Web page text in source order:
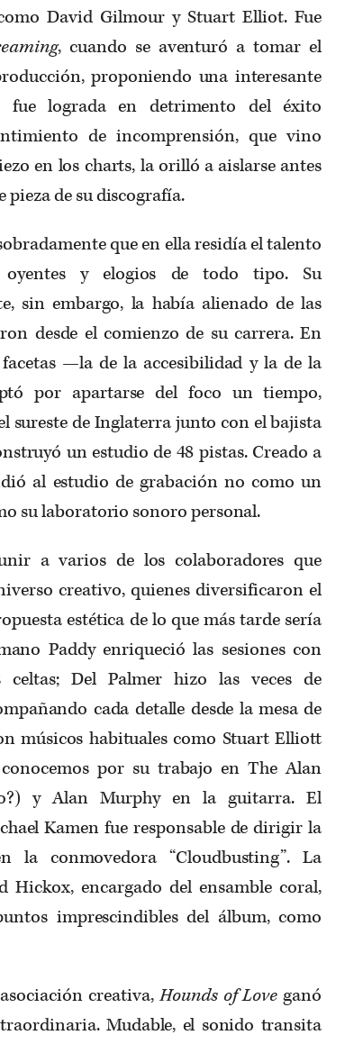
David Gilmour y Stuart Elliot. Fue
, cuando se aventuró a tomar el
proponiendo una interesante
fue lograda en detrimento del éxito
de incomprensión, que vino
en los charts, la orilló a aislarse antes
pieza de su discografía.
que en ella residía el talento
oyentes y elogios de todo tipo. Su
sin embargo, la había alienado de las
desde el comienzo de su carrera. En
—la de la accesibilidad y la de la
por apartarse del foco un tiempo,
sureste de Inglaterra junto con el bajista
un estudio de 48 pistas. Creado a
al estudio de grabación no como un
su laboratorio sonoro personal.
a varios de los colaboradores que
creativo, quienes diversificaron el
estética de lo que más tarde sería
Paddy enriqueció las sesiones con
celtas; Del Palmer hizo las veces de
cada detalle desde la mesa de
músicos habituales como Stuart Elliott
por su trabajo en The Alan
y Alan Murphy en la guitarra. El
Kamen fue responsable de dirigir la
la conmovedora “Cloudbusting”. La
Hickox, encargado del ensamble coral,
imprescindibles del álbum, como
creativa,Hounds of Loveganó
Mudable, el sonido transita